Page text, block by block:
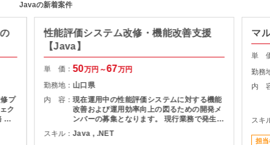
Javaの新着案件
プ
ク
性能評価システム改修・機能改善支援
【Java】
単 価：50万円～67万円
勤務地： 山口県
内 容：現在運用中の性能評価システムに対する機能
改善および運用効率向上の図るための開発メ
ンバーの募集となります。 現行業務で発生し
ている課題を整理し、機能追加を実現しま
す。
スキル：Java , .NET
マ
単
勤務
内
スキ
担当